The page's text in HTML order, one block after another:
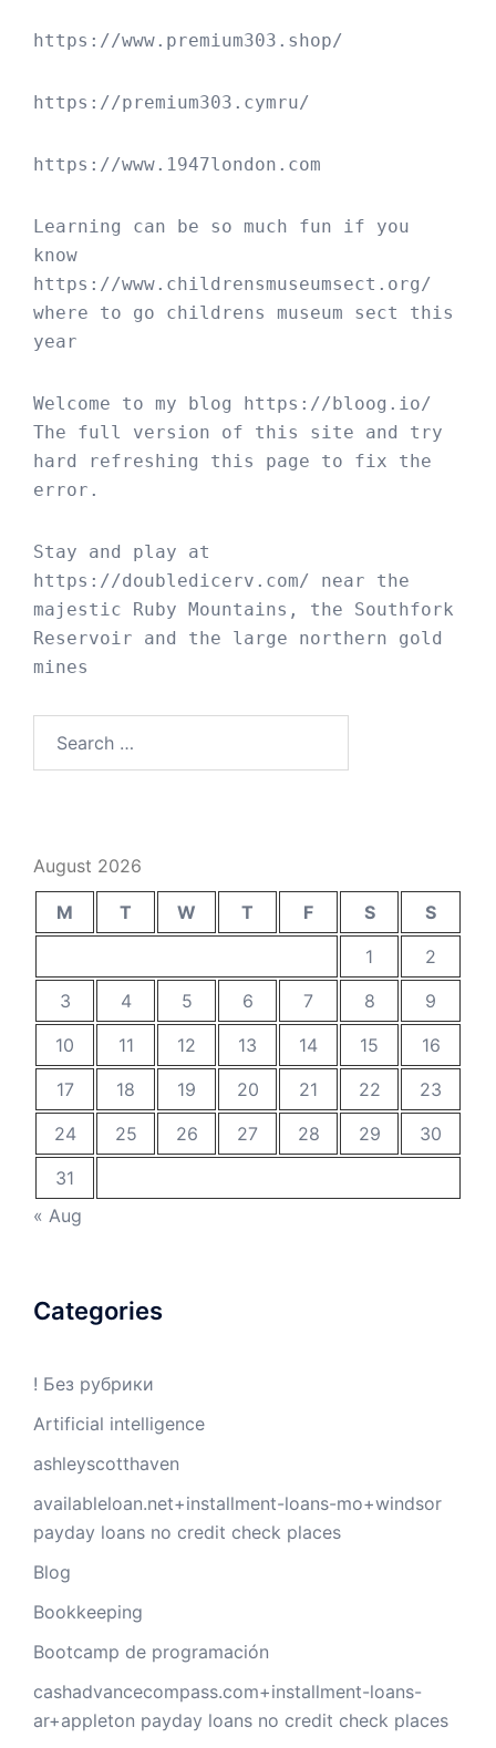
https://www.premium303.shop/
https://premium303.cymru/
https://www.1947london.com
Learning can be so much fun if you
https://www.childrensmuseumsect.org/
where to go childrens museum sect this
year
Welcome to my blog
https://bloog.io/
The full version of this site and try
hard refreshing this page to fix the
error.
https://doubledicerv.com/ near the
majestic Ruby Mountains, the Southfork
Reservoir and the large northern gold
mines
August 2026
M T W T F S
S
1
2
3
4 5 6 7 8
9
10
11 12 13 14 15
16
17
18 19 20 21 22
23
24
25 26 27 28 29
30
31
« Aug
Categories
! Без рубрики
Artificial intelligence
ashleyscotthaven
availableloan.net+installment-loans-mo+windsor
payday loans no credit check places
Blog
Bookkeeping
Bootcamp de programación
cashadvancecompass.com+installment-loans-
ar+appleton payday loans no credit check places